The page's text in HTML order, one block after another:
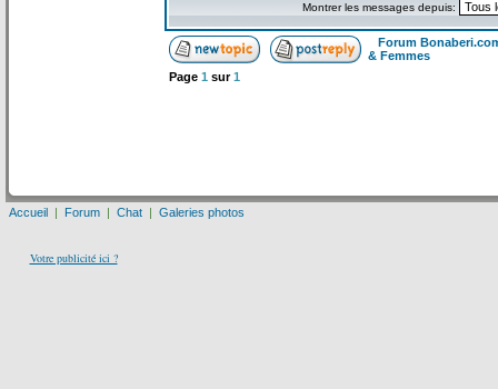
Montrer les messages depuis:
Forum
& Femmes
Page 1 sur1
Accueil | Forum | Chat | Galeries photos
Votre publicité ici ?